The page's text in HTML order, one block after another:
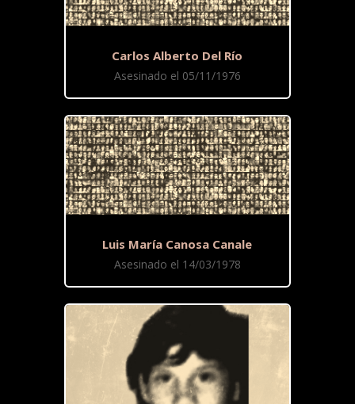
Carlos Alberto Del Río
Asesinado el 05/11/1976
Luis María Canosa Canale
Asesinado el 14/03/1978